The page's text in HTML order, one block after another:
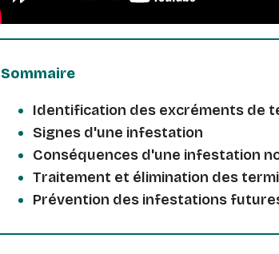
Sommaire
Identification des excréments de
Signes d'une infestation
Conséquences d'une infestation
Traitement et élimination des
Prévention des infestations